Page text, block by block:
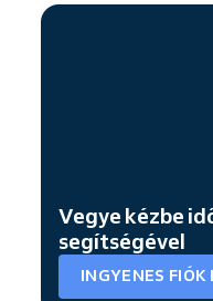
Vegye kézbe
segítségével
INGYENES